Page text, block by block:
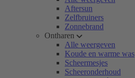
Aftersun
Zelfbruiners
Zonnebrand
Ontharen
Alle weergeven
Koude en warme was
Scheermesjes
Scheeronderhoud